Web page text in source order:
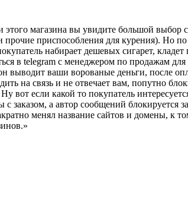
магазина вы увидите большой выбор
приспособления для курения). Но по
набирает дешевых сигарет, кладет
в telegram с менеджером по продажам
выводит ваши ворованые деньги, после
на связь и не отвечает вам, попутно
если какой то покупатель
с заказом, а автор сообщений блокируется
менял название сайтов и домены, к